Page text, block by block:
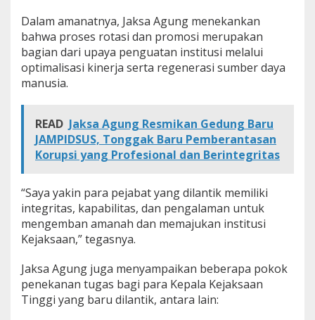
a
P
u
b
d
e
n
g
S
i
k
p
n
t
e
Dalam amanatnya, Jaksa Agung menekankan
bahwa proses rotasi dan promosi merupakan
bagian dari upaya penguatan institusi melalui
optimalisasi kinerja serta regenerasi sumber daya
manusia.
READ Jaksa Agung Resmikan Gedung Baru
JAMPIDSUS, Tonggak Baru Pemberantasan
Korupsi yang Profesional dan Berintegritas
“Saya yakin para pejabat yang dilantik memiliki
integritas, kapabilitas, dan pengalaman untuk
mengemban amanah dan memajukan institusi
Kejaksaan,” tegasnya.
Jaksa Agung juga menyampaikan beberapa pokok
penekanan tugas bagi para Kepala Kejaksaan
Tinggi yang baru dilantik, antara lain: